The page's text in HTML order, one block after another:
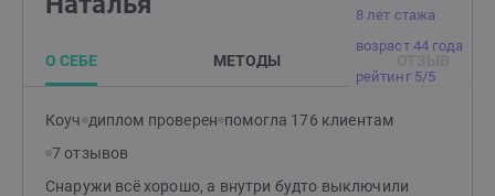
8 лет стажа
возраст 44 года
рейтинг 5/5
О СЕБЕ МЕТОДЫ
Коуч диплом проверен помогла 176 клиентам
7 отзывов
Снаружи всё хорошо, а внутри будто выключили